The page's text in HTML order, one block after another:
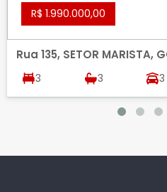
R$ 1.990.000,00
Rua 135, SETOR MARISTA,
3 3 3